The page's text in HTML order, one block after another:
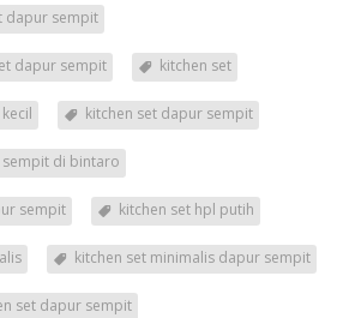
dapur sempit
dapur sempit kitchen set
kitchen set dapur sempit
di bintaro
sempit kitchen set hpl putih
kitchen set minimalis dapur sempit
set dapur sempit